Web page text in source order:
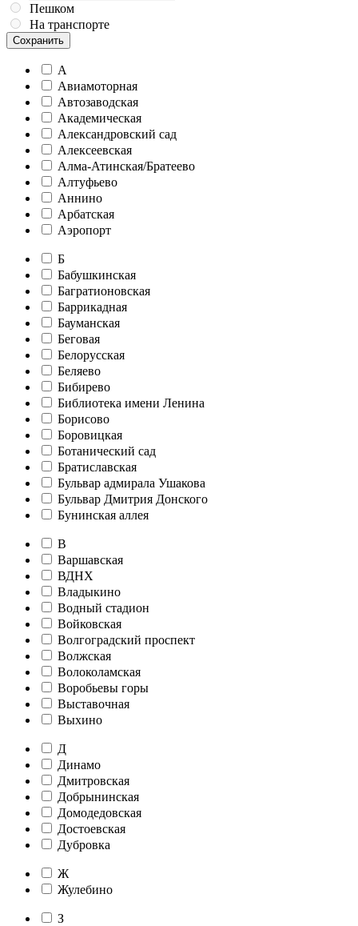
Пешком
На транспорте
Сохранить
А
Авиамоторная
Автозаводская
Академическая
Александровский сад
Алексеевская
Алма-Атинская/Братеево
Алтуфьево
Аннино
Арбатская
Аэропорт
Б
Бабушкинская
Багратионовская
Баррикадная
Бауманская
Беговая
Белорусская
Беляево
Бибирево
Библиотека имени Ленина
Борисово
Боровицкая
Ботанический сад
Братиславская
Бульвар адмирала Ушакова
Бульвар Дмитрия Донского
Бунинская аллея
В
Варшавская
ВДНХ
Владыкино
Водный стадион
Войковская
Волгоградский проспект
Волжская
Волоколамская
Воробьевы горы
Выставочная
Выхино
Д
Динамо
Дмитровская
Добрынинская
Домодедовская
Достоевская
Дубровка
Ж
Жулебино
З